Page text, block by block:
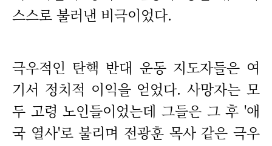
스스로 불러낸 비극이었다.
극우적인 탄핵 반대 운동 지도자들은 여
기서 정치적 이익을 얻었다. 사망자는 모
두 고령 노인들이었는데 그들은 그 후 '애
국 열사'로 불리며 전광훈 목사 같은 극우